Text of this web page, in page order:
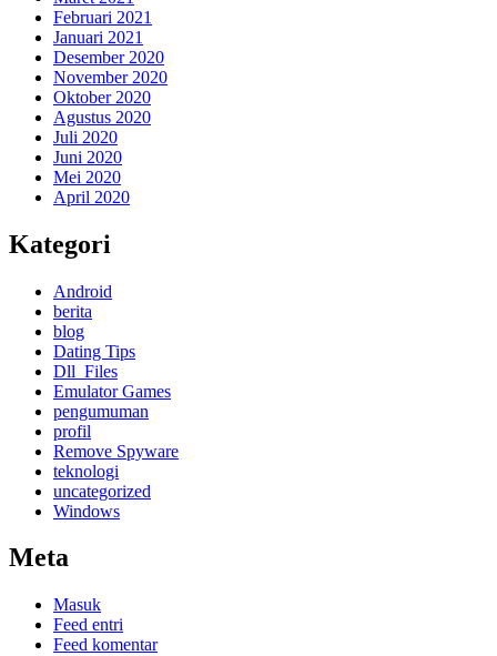
Februari 2021
Januari 2021
Desember 2020
November 2020
Oktober 2020
Agustus 2020
Juli 2020
Juni 2020
Mei 2020
April 2020
Kategori
Android
berita
blog
Dating Tips
Dll_Files
Emulator Games
pengumuman
profil
Remove Spyware
teknologi
uncategorized
Windows
Meta
Masuk
Feed entri
Feed komentar